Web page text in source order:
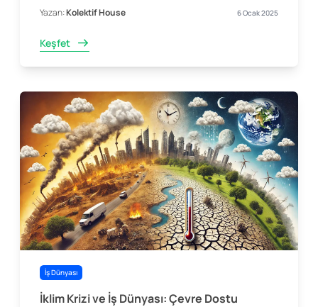
Yazan:Kolektif House 6 Ocak 2025
Keşfet
İş Dünyası
İklim Krizi ve İş Dünyası: Çevre Dostu